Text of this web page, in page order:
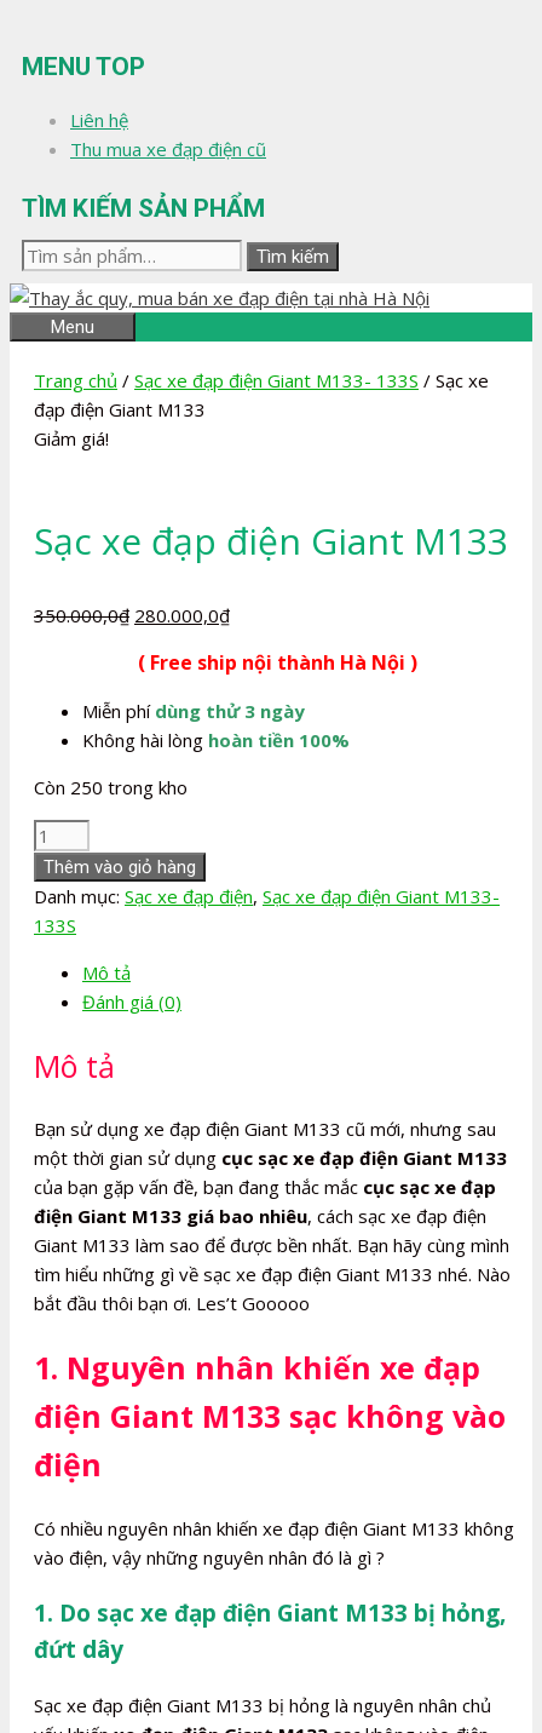
đến
nội
MENU TOP
Liên hệ
Thu mua xe đạp điện cũ
TÌM KIẾM SẢN PHẨM
Tìm
kiếm:
Tìm kiếm
Menu
Trang chủ / Sạc xe đạp điện Giant M133- 133S / Sạc xe
đạp điện Giant M133
Giảm giá!
Sạc xe đạp điện Giant M133
350.000,0₫ Giá
là:
350.000,0₫.
280.000,0₫Giá
tại
là:
280.000,0₫.
( Free ship nội thành Hà Nội )
Miễn phí dùng thử 3 ngày
Không hài lòng hoàn tiền 100%
Còn 250 trong kho
Sạc
xe
đạp
điện
M133
Thêm vào giỏ hàng
Danh mục: Sạc xe đạp điện, Sạc xe đạp điện Giant M133-
133S
Mô tả
Đánh giá (0)
Mô tả
Bạn sử dụng xe đạp điện Giant M133 cũ mới, nhưng sau
một thời gian sử dụng cục sạc xe đạp điện Giant M133
của bạn gặp vấn đề, bạn đang thắc mắc cục sạc xe đạp
điện Giant M133 giá bao nhiêu, cách sạc xe đạp điện
Giant M133 làm sao để được bền nhất. Bạn hãy cùng mình
tìm hiểu những gì về sạc xe đạp điện Giant M133 nhé. Nào
bắt đầu thôi bạn ơi. Les’t Gooooo
1. Nguyên nhân khiến xe đạp
điện Giant M133 sạc không vào
điện
Có nhiều nguyên nhân khiến xe đạp điện Giant M133 không
vào điện, vậy những nguyên nhân đó là gì ?
1. Do sạc xe đạp điện Giant M133 bị hỏng,
đứt dây
Sạc xe đạp điện Giant M133 bị hỏng là nguyên nhân chủ